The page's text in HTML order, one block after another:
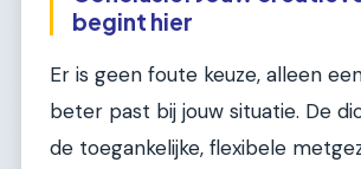
begint hier
Er is geen foute keuze, alleen
beter past bij jouw situatie. De
de toegankelijke, flexibele